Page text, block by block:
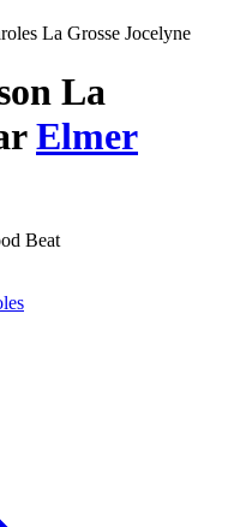
La Grosse Jocelyne
La
Elmer
Beat